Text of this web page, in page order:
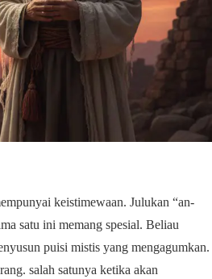
keistimewaan. Julukan “an-
satu ini memang spesial. Beliau
puisi mistis yang mengagumkan.
salah satunya ketika akan